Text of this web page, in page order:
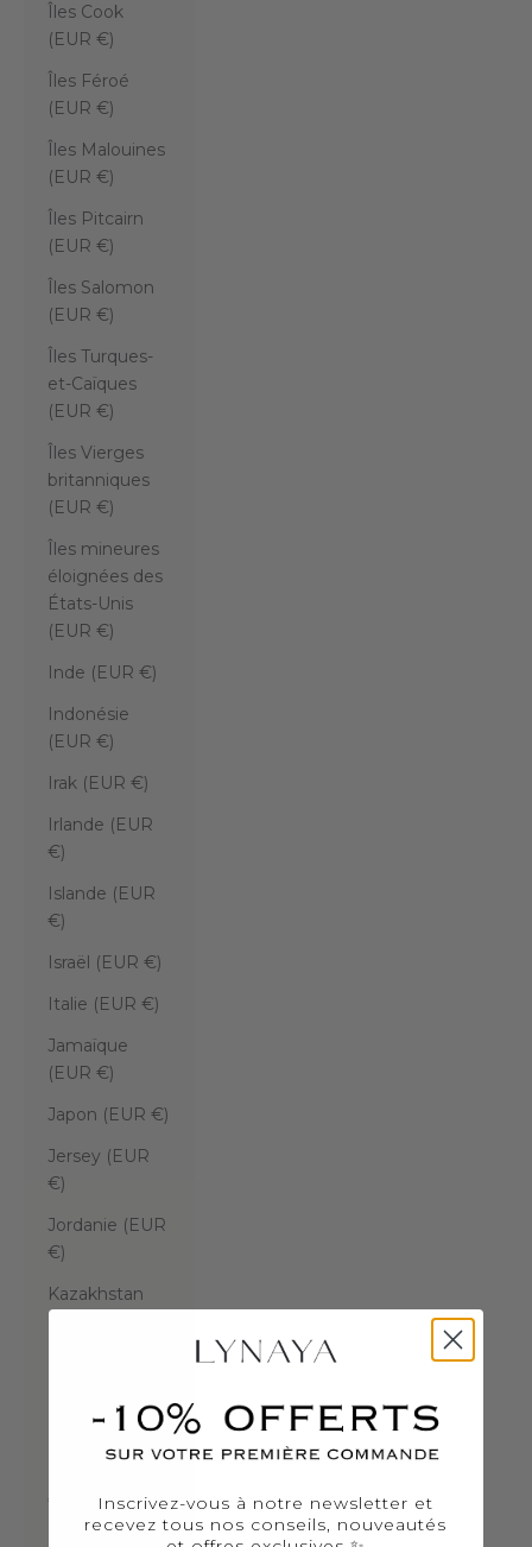
Îles Cook
(EUR €)
Îles Féroé
(EUR €)
Îles Malouines
(EUR €)
Îles Pitcairn
(EUR €)
Îles Salomon
(EUR €)
Îles Turques-
et-Caïques
(EUR €)
Îles Vierges
britanniques
(EUR €)
Îles mineures
éloignées des
États-Unis
(EUR €)
Inde (EUR €)
Indonésie
(EUR €)
Irak (EUR €)
Irlande (EUR
€)
Islande (EUR
€)
Israël (EUR €)
Italie (EUR €)
Jamaïque
(EUR €)
Japon (EUR €)
Jersey (EUR
€)
Jordanie (EUR
€)
Kazakhstan
Kirghizstan
€)
Inscrivez-vous à notre newsletter et
recevez tous nos conseils, nouveautés